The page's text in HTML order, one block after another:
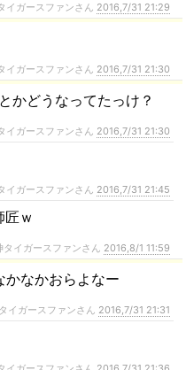
イガースファンさん 2016,7/31 21:29
イガースファンさん 2016,7/31 21:30
かどうなってたっけ？
イガースファンさん 2016,7/31 21:30
イガースファンさん 2016,7/31 21:45
匠ｗ
イガースファンさん 2016,8/1 11:59
かなかおらよなー
イガースファンさん 2016,7/31 21:31